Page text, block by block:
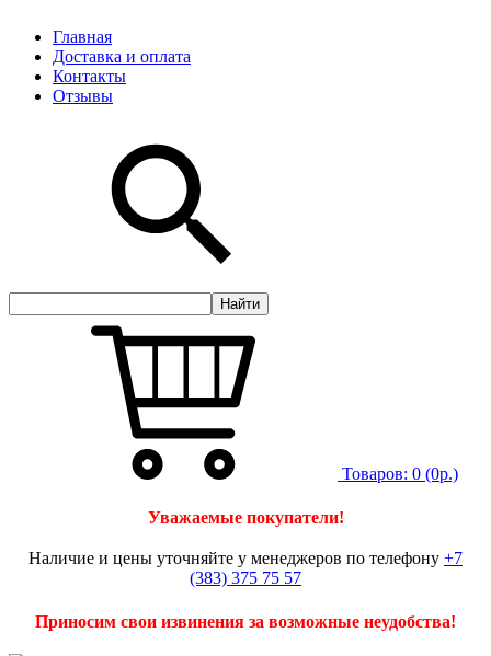
Главная
Доставка и оплата
Контакты
Отзывы
Товаров: 0 (0р.)
Уважаемые покупатели!
Наличие и цены уточняйте у менеджеров по телефону +7
(383) 375 75 57
Приносим свои извинения за возможные неудобства!